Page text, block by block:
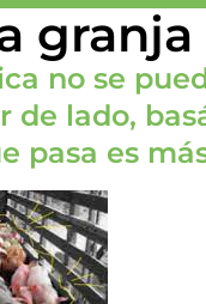
no se
de lado,
pasa es